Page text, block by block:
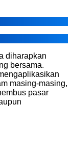
diharapkan
bersama.
masing-masing,
pasar